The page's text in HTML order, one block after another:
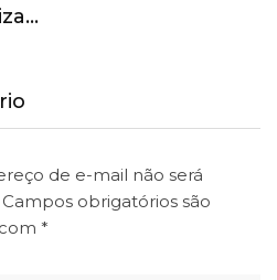
de e-mail não será
Campos obrigatórios são
*